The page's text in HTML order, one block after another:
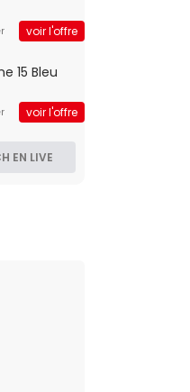
voir l'offre
15 Bleu
voir l'offre
EN LIVE